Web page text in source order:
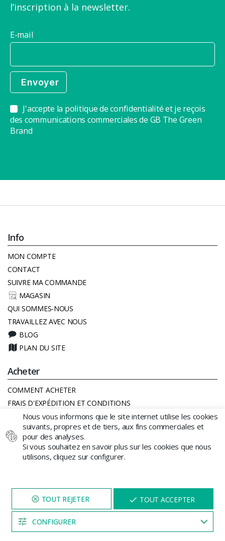
l’inscription à la newsletter.
E-mail
J'accepte la politique de confidentialité et je reçois
des communications commerciales de GB The Green
Brand
Info
MON COMPTE
CONTACT
SUIVRE MA COMMANDE
MAGASIN
QUI SOMMES-NOUS
TRAVAILLEZ AVEC NOUS
BLOG
PLAN DU SITE
Acheter
COMMENT ACHETER
FRAIS D'EXPÉDITION ET CONDITIONS
CADEAU SÉCURISÉ
FAQ
MODES DE PAIEMENT
CALENDRIER LUNAIRE CANNABIS
Autre
MENTIONS LÉGALES
POLITIQUE DE COOKIES
Nous vous informons que le site internet utilise les cookies
suivants, propres et de tiers, aux fins commerciales et
pour des analyses.
Si vous souhaitez en savoir plus sur les cookies que nous
utilisons, cliquez sur configurer.
CONFIGURER
TOUT ACCEPTER
NAVIGUEZ SUR NOTRE SITE
PENDANT 5 MINUTES ET UNE
REMISEVOUS SERA PROPOSÉE
04:52